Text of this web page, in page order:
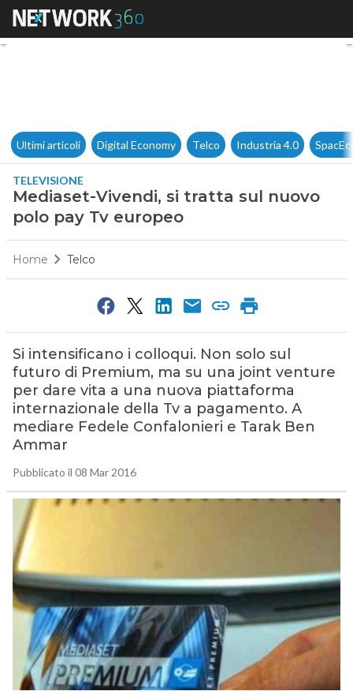
Mediaset-Vivendi, si tratta
Ultimi articoli Digital Economy Telco Industria 4.0
TELEVISIONE
Mediaset-Vivendi, si tratta sul nuovo
polo pay Tv europeo
Home Telco
Si intensificano i colloqui. Non solo sul
futuro di Premium, ma su una joint venture
per dare vita a una nuova piattaforma
internazionale della Tv a pagamento. A
mediare Fedele Confalonieri e Tarak Ben
Ammar
Pubblicato il 08 Mar 2016